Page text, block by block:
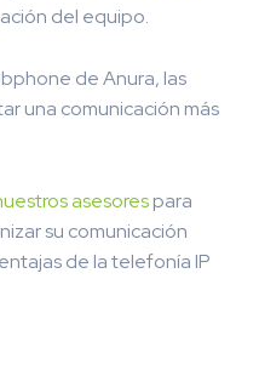
del equipo.
de Anura, las
una comunicación más
asesorespara
su comunicación
de la telefonía IP